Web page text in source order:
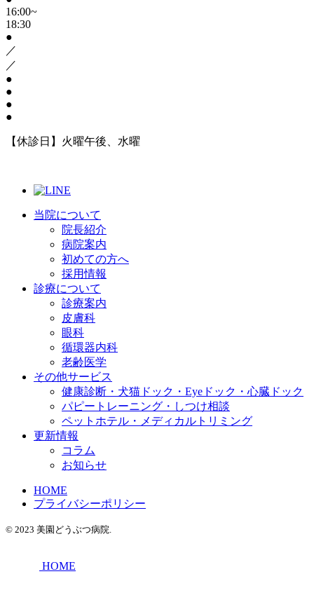
16:00~
18:30
●
／
／
●
●
●
●
【休診日】火曜午後、水曜
当院について
院長紹介
病院案内
初めての方へ
採用情報
診療について
診療案内
皮膚科
眼科
循環器内科
老齢医学
その他サービス
健康診断・犬猫ドック・Eyeドック・心臓ドック
パピートレーニング・しつけ相談
ペットホテル・メディカルトリミング
更新情報
コラム
お知らせ
HOME
プライバシーポリシー
© 2023 美園どうぶつ病院.
HOME